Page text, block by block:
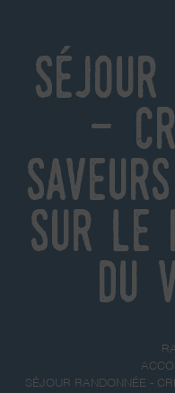
Séjour
-
sur le
du
SÉJOUR RANDONNÉE -